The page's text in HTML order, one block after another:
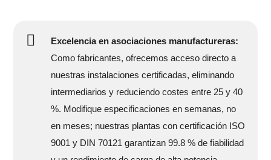
Excelencia en asociaciones manufactureras:
Como fabricantes, ofrecemos acceso directo a
nuestras instalaciones certificadas, eliminando
intermediarios y reduciendo costes entre 25 y 40
%. Modifique especificaciones en semanas, no
en meses; nuestras plantas con certificación ISO
9001 y DIN 70121 garantizan 99.8 % de fiabilidad